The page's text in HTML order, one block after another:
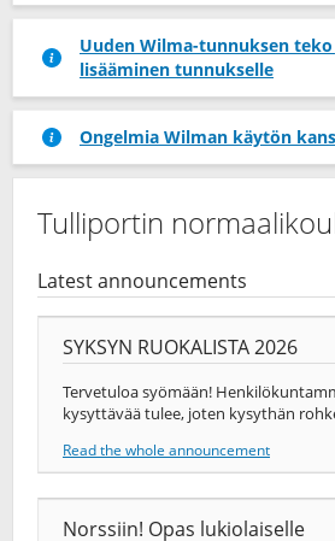
Uuden Wilma-tunnuksen
lisääminen tunnukselle
Ongelmia Wilman käytön
Tulliportin
Latest announcements
SYKSYN RUOKALISTA 2026
Tervetuloa syömään!
kysyttävää tulee, joten kysythän
Read the whole announcement
Norssiin! Opas lukiolaiselle